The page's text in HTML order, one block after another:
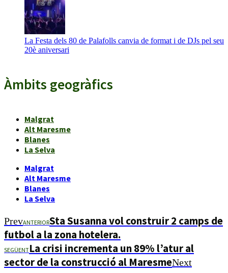
La Festa dels 80 de Palafolls canvia de format i de DJs pel seu
20è aniversari
Àmbits geogràfics
Malgrat
Alt Maresme
Blanes
La Selva
Malgrat
Alt Maresme
Blanes
La Selva
PrevANTERIORSta Susanna vol construir 2 camps de
futbol a la zona hotelera.
SEGÜENTLa crisi incrementa un 89% l’atur al
sector de la construcció al MaresmeNext